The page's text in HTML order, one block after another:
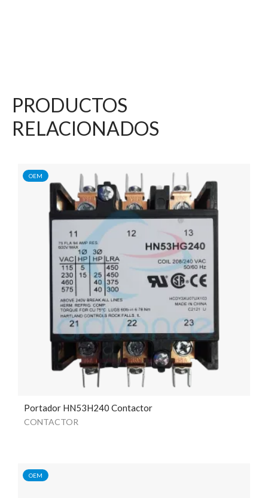
PRODUCTOS
RELACIONADOS
OEM
Portador HN53H240 Contactor
CONTACTOR
OEM